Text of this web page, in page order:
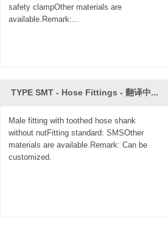
safety clampOther materials are
available.Remark:...
TYPE SMT - Hose Fittings - 翻译中...
Male fitting with toothed hose shank
without nutFitting standard: SMSOther
materials are available.Remark: Can be
customized.